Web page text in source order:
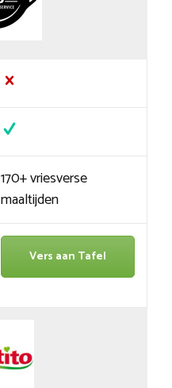
170+ vriesverse
maaltijden
Vers aan Tafel